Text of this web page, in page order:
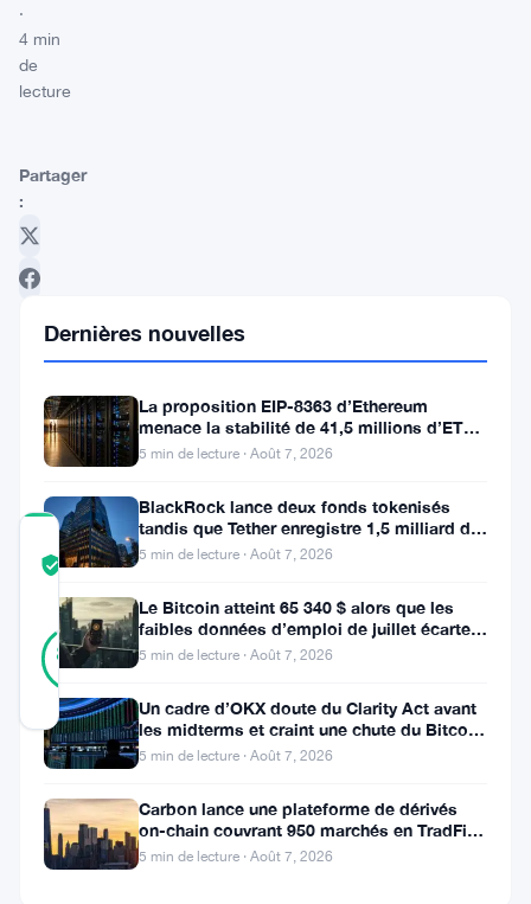
·
4 min
de
lecture
Partager
:
Suivre sur Google News
COMMUNITY
TRUST
Vérifié
89 %
Vérifié
47
votes
Mis à jour 3 ans il y a
Dans
marché
Dernières nouvelles
La proposition EIP-8363 d’Ethereum
menace la stabilité de 41,5 millions d’ETH
stakés et de la DeFi
5 min de lecture · Août 7, 2026
BlackRock lance deux fonds tokenisés
tandis que Tether enregistre 1,5 milliard de
bénéfices au T2
5 min de lecture · Août 7, 2026
Le Bitcoin atteint 65 340 $ alors que les
faibles données d’emploi de juillet écartent
une hausse des taux en
5 min de lecture · Août 7, 2026
Un cadre d’OKX doute du Clarity Act avant
les midterms et craint une chute du Bitcoin
à 55 000 $
5 min de lecture · Août 7, 2026
Carbon lance une plateforme de dérivés
on-chain couvrant 950 marchés en TradFi et
crypto
5 min de lecture · Août 7, 2026